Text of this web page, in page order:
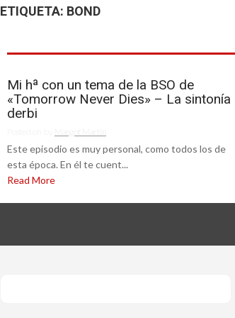
ETIQUETA: BOND
Mi hª con un tema de la BSO de
«Tomorrow Never Dies» – La sintonía
derbi
Margot Martín
Este episodio es muy personal, como todos los de
esta época. En él te cuent...
Read More